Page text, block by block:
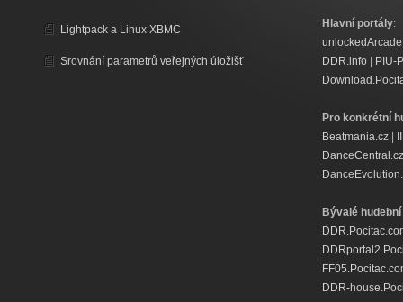
Lightpack a Linux XBMC
Srovnání parametrů veřejných úložišť
Hlavní portály:
DDR.info
PIU-
Pro konkrétní
Beatmania.cz
DanceCentral.cz
Bývalé
DDR-